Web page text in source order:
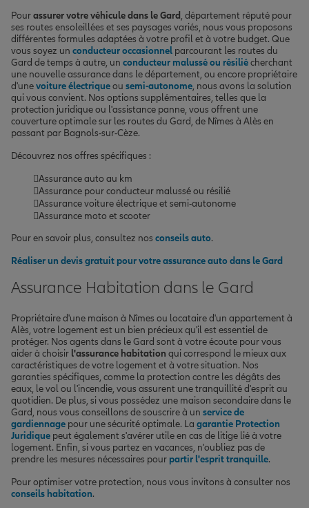
Pourassurer votre véhicule dans le Gard, département réputé pour
ses routes ensoleillées et ses paysages variés, nous vous proposons
différentes formules adaptées à votre profil et à votre budget. Que
vous soyez un conducteur occasionnel parcourant les routes du
Gard de temps à autre, un conducteur malussé ou résiliécherchant
une nouvelle assurance dans le département, ou encore propriétaire
d'unevoiture électriqueou semi-autonome, nous avons la solution
qui vous convient. Nos options supplémentaires, telles que la
protection juridique ou l'assistance panne, vous offrent une
couverture optimale sur les routes du Gard, de Nîmes à Alès en
passant par Bagnols-sur-Cèze.
Découvrez nos offres spécifiques :
Assurance auto au km
Assurance pour conducteur malussé ou résilié
Assurance voiture électrique et semi-autonome
Assurance moto et scooter
Pour en savoir plus, consultez nos conseils auto.
Réaliser un devis gratuit pour votre assurance auto dans le Gard
Assurance Habitation dans le Gard
Propriétaire d'une maison à Nîmes ou locataire d'un appartement à
Alès, votre logement est un bien précieux qu'il est essentiel de
protéger. Nos agents dans le Gard sont à votre écoute pour vous
aider à choisir l'assurance habitation qui correspond le mieux aux
caractéristiques de votre logement et à votre situation. Nos
garanties spécifiques, comme la protection contre les dégâts des
eaux, le vol ou l'incendie, vous assurent une tranquillité d'esprit au
quotidien. De plus, si vous possédez une maison secondaire dans le
Gard, nous vous conseillons de souscrire à un service de
gardiennage pour une sécurité optimale. La garantie Protection
Juridique peut également s'avérer utile en cas de litige lié à votre
logement. Enfin, si vous partez en vacances, n'oubliez pas de
prendre les mesures nécessaires pour partir l'esprit tranquille.
Pour optimiser votre protection, nous vous invitons à consulter nos
conseils habitation.